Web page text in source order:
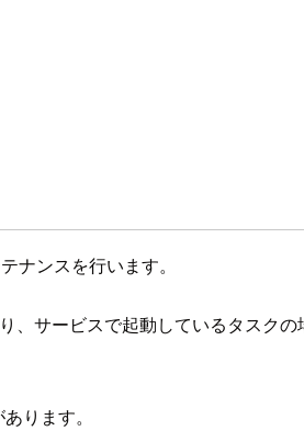
ナンスを行います。
、サービスで起動しているタスク
ります。